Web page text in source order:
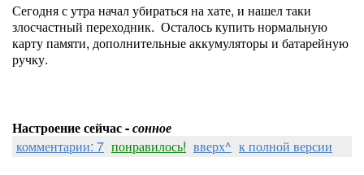
Сегодня с утра начал убираться на хате, и нашел таки
злосчастный переходник. Осталось купить нормальную
карту памяти, дополнительные аккумуляторы и батарейную
ручку.
Настроение сейчас -сонное
комментарии: 7 понравилось! вверх^ к полной версии